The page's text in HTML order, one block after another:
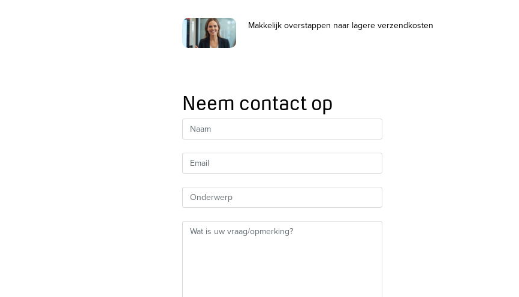
Makkelijk overstappen naar lagere verzendkosten
Neem contact op